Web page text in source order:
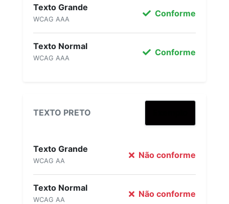
Texto Grande
WCAG AAA
Conforme
Texto Normal
WCAG AAA
Conforme
TEXTO PRETO
Texto Grande
WCAG AA
Não conforme
Texto Normal
WCAG AA
Não conforme